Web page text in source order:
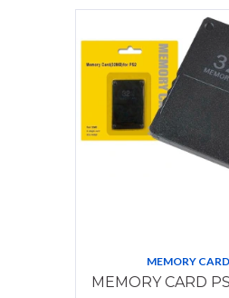
MEMORY CARD
MEMORY CARD